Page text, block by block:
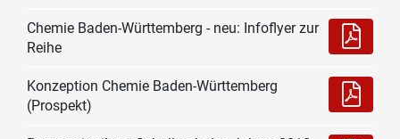
Chemie Baden-Württemberg - neu: Infoflyer zur
Reihe
Konzeption Chemie Baden-Württemberg
(Prospekt)